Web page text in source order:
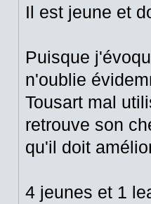
Il est jeune et
Puisque
n'oublie
Tousart mal
retrouve son
qu'il doit
4 jeunes et 1